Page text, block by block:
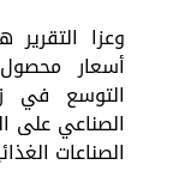
وعزا التقرير
أسعار
التوسع في
الصناعي
الصناعات